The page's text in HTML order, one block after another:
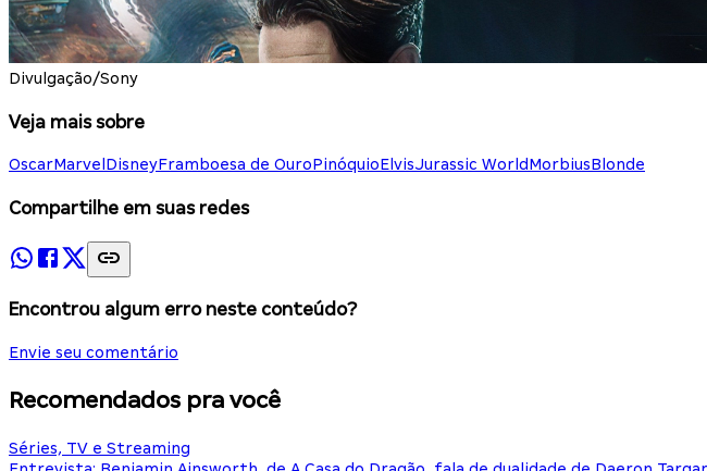
Divulgação/Sony
Veja mais sobre
OscarMarvel DisneyFramboesa de OuroPinóquioElvisJurassic WorldMorbiusBlonde
Compartilhe em suas redes
Encontrou algum erro neste conteúdo?
Envie seu comentário
Recomendados pra você
Séries, TV e Streaming